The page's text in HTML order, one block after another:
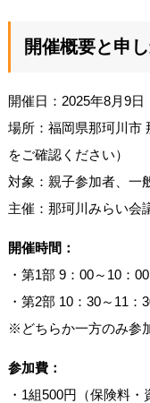
開催概要と申
開催日：2025年8月9日
場所：福岡県那珂川市
をご確認ください）
対象：親子参加者、一
主催：那珂川みらい会
開催時間：
・第1部 9：00～10：00
・第2部 10：30～11：
※どちらか一方のみ参
参加費：
・1組500円（保険料・